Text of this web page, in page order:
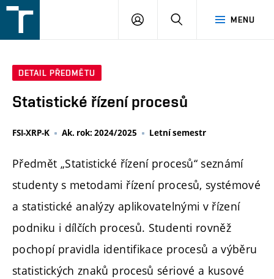
v
MENU
PŘIHLÁŠENÍ
DETAIL PŘEDMĚTU
Statistické řízení procesů
FSI-XRP-K Ak. rok: 2024/2025 Letní semestr
Předmět „Statistické řízení procesů“ seznámí
studenty s metodami řízení procesů, systémové
a statistické analýzy aplikovatelnými v řízení
podniku i dílčích procesů. Studenti rovněž
pochopí pravidla identifikace procesů a výběru
statistických znaků procesů sériové a kusové